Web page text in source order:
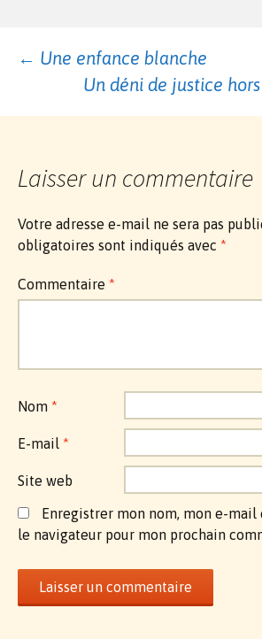
Navigation
des
articles
← Une enfance blanche
Un déni de justice
Laisser un commentaire
Votre adresse e-mail ne sera pas
obligatoires sont indiqués avec *
Commentaire *
Nom *
E-mail *
Site web
Enregistrer mon nom, mon e-mail
le navigateur pour mon prochain